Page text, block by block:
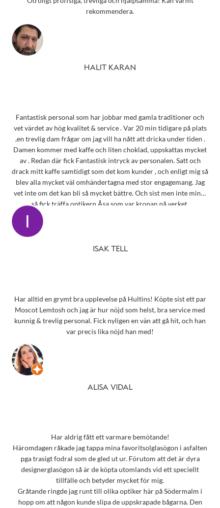
rekommendera.
HALIT KARAN
Fantastisk personal som har jobbar med gamla traditioner och
vet värdet av hög kvalitet & service . Var 20 min tidigare på plats
,en trevlig dam frågar om jag vill ha nått att dricka under tiden .
Damen kommer med kaffe och liten choklad, uppskattas mycket
av . Redan där fick Fantastisk intryck av personalen. Satt och
drack mitt kaffe samtidigt som det kom kunder , och enligt mig så
blev alla mycket väl omhändertagna med stor engagemang. Jag
vet inte om det kan bli så mycket bättre. Och sist men inte minst
så fick träffa optikern Åsa som var kronan på verket.
ISAK TELL
Har alltid en grymt bra upplevelse på Hultins! Köpte sist ett par
Moscot Lemtosh och jag är hur nöjd som helst, bra service med
kunnig & trevlig personal. Fick nyligen en vän att gå hit, och han
var precis lika nöjd han med!
ALISA VIDAL
Har aldrig fått ett varmare bemötande!
Häromdagen råkade jag tappa mina favoritsolglasögon i asfalten
pga trasigt fodral som de gled ut ur. Förutom att det är dyra
designerglasögon så är de köpta utomlands vid ett speciellt
tillfälle och betyder mycket för mig.
Gråtande ringde jag runt till olika optiker här på Södermalm i
hopp om att någon kunde slipa de uppskrapade bågarna. Den